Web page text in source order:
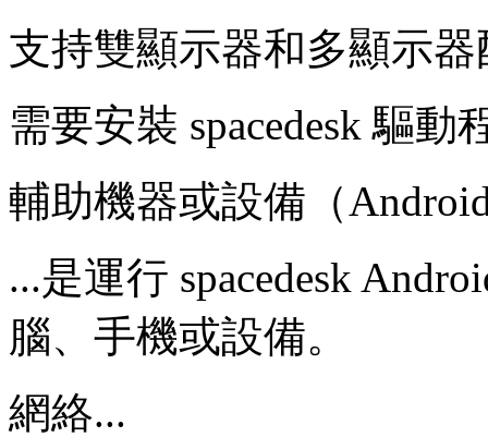
支持雙顯示器和多顯示器
需要安裝 spacedesk 驅動
輔助機器或設備（
...是運行 spacedesk
腦、手機或設備。
網絡...